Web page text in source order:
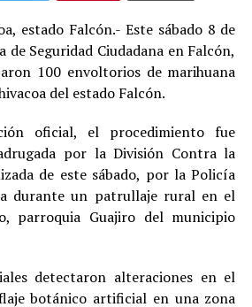
estado Falcón.- Este sábado 8 de
de Seguridad Ciudadana en Falcón,
100 envoltorios de marihuana
del estado Falcón.
oficial, el procedimiento fue
por la División Contra la
de este sábado, por la Policía
durante un patrullaje rural en el
parroquia Guajiro del municipio
detectaron alteraciones en el
botánico artificial en una zona